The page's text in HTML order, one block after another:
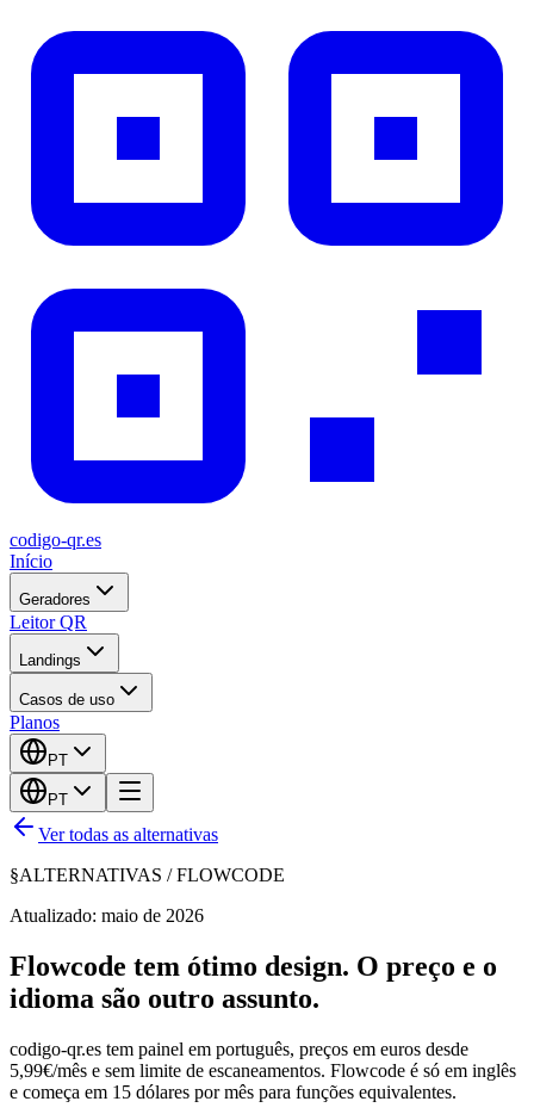
codigo-qr.es
Início
Geradores
Leitor QR
Landings
Casos de uso
Planos
PT
PT
Ver todas as alternativas
§ALTERNATIVAS /FLOWCODE
Atualizado: maio de 2026
Flowcode tem ótimo design. O preço e o
idioma são outro assunto.
codigo-qr.es tem painel em português, preços em euros desde
5,99€/mês e sem limite de escaneamentos. Flowcode é só em inglês
e começa em 15 dólares por mês para funções equivalentes.